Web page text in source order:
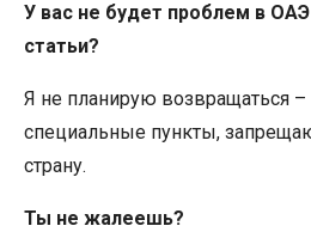
У вас не будет проблем в
статьи?
Я не планирую возвращаться –
специальные пункты,
страну.
Ты не жалеешь?